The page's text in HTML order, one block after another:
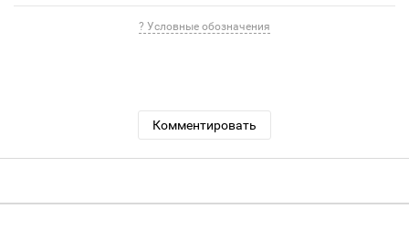
? Условные обозначения
Комментировать